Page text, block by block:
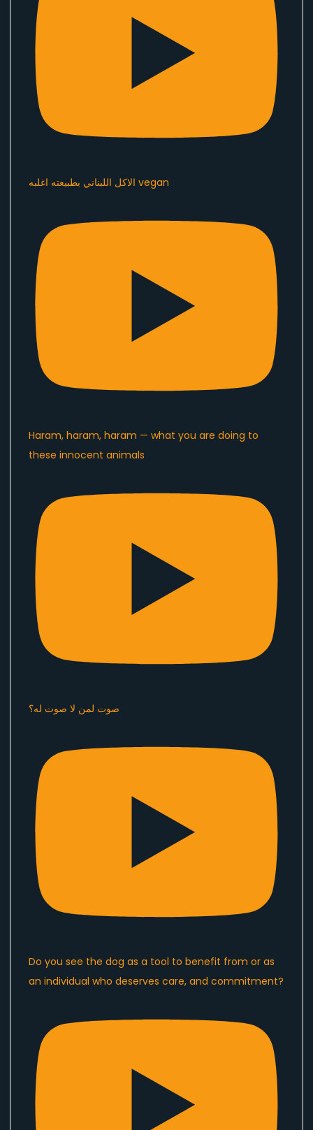
الاكل اللبناني بطبيعته اغلبه vegan
Haram, haram, haram — what you are doing to
these innocent animals
صوت لمن لا صوت له؟
Do you see the dog as a tool to benefit from or as
an individual who deserves care, and commitment?